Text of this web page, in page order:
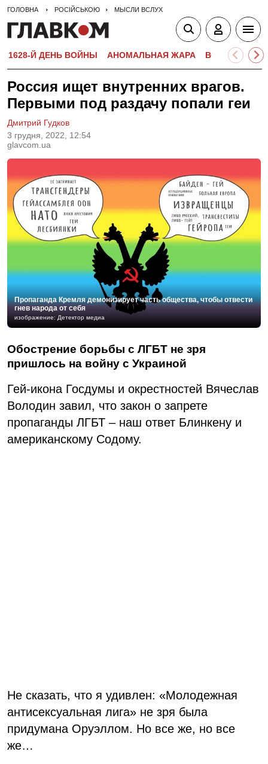
ГОЛОВНА РОСІЙСЬКОЮ МЫСЛИ ВСЛУХ
1628-Й ДЕНЬ ВОЙНЫ АНОМАЛЬНАЯ ЖАРА
Россия ищет внутренних врагов.
Первыми под раздачу попали геи
3 грудня, 2022, 12:54
glavcom.ua
Дмитрий Гудков
Пропаганда Кремля демонизирует часть общества, чтобы отвести
гнев народа от себя
изображение: Детектор медиа
Обострение борьбы с ЛГБТ не зря
пришлось на войну с Украиной
Гей-икона Госдумы и окрестностей Вячеслав
Володин завил, что закон о запрете
пропаганды ЛГБТ – наш ответ Блинкену и
американскому Содому.
Не сказать, что я удивлен: «Молодежная
антисексуальная лига» не зря была
придумана Оруэллом. Но все же, но все
же…